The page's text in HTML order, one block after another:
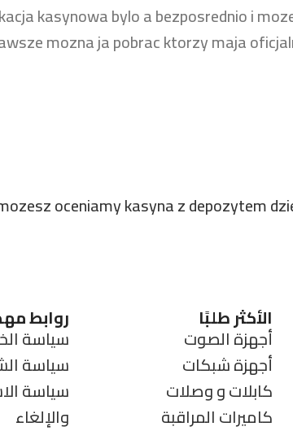
kasynowa bylo a bezposrednio i
mozna ja pobrac ktorzy maja
oceniamy kasyna z depozytem
الأكثر طلبًا
أجهزة الصوت
أجهزة شبكات
كابلات و وصلات
كاميرات المراقبة
روابط
سياسة
سياسة
سياسة
والإلغاء